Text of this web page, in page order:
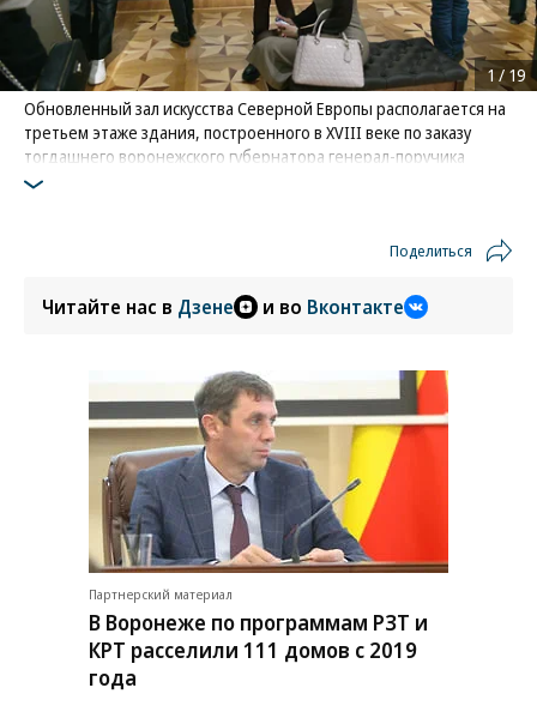
Обновленный зал искусства Северной Европы располагается на
третьем этаже здания, построенного в XVIII веке по заказу
тогдашнего воронежского губернатора генерал-поручика
Ивана Потапова
1/ 19
Поделиться
Читайте нас в Дзене и во Вконтакте
Партнерский материал
В Воронеже по программам РЗТ и
КРТ расселили 111 домов с 2019
года